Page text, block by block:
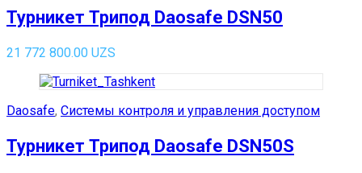
Турникет Трипод Daosafe DSN50
21 772 800.00 UZS
Daosafe, Системы контроля и управления доступом
Турникет Трипод Daosafe DSN50S